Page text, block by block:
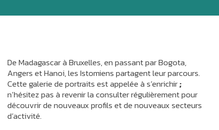
De Madagascar à Bruxelles, en passant par Bogota,
Angers et Hanoi, les Istomiens partagent leur parcours.
Cette galerie de portraits est appelée à s’enrichir;
n’hésitez pas à revenir la consulter régulièrement pour
découvrir de nouveaux profils et de nouveaux secteurs
d’activité.